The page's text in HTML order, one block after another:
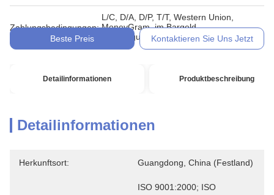
Zahlungsbedingungen:
L/C, D/A, D/P, T/T, Western Union,
MoneyGram, im Bargeld,
Übertragungsurkunde
Beste Preis Kontaktieren Sie Uns Jetzt
Detailinformationen Produktbeschreibung
Detailinformationen
Herkunftsort: Guangdong, China (Festland)
ISO 9001:2000; ISO